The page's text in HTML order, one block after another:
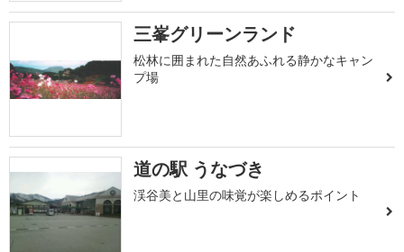
三峯グリーンランド
松林に囲まれた自然あふれる静かなキャン
プ場
道の駅 うなづき
渓谷美と山里の味覚が楽しめるポイント